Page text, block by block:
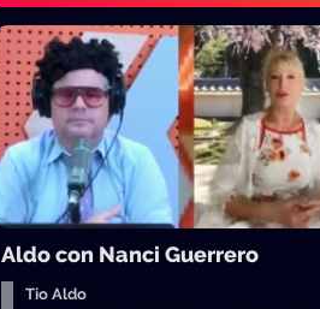
Aldo con Nanci Guerrero
Tio Aldo